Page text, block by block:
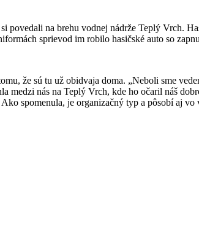
povedali na brehu vodnej nádrže Teplý Vrch.
sprievod im robilo hasičské auto so
že sú tu už obidvaja doma. „Neboli sme
medzi nás na Teplý Vrch, kde ho očaril náš
spomenula, je organizačný typ a pôsobí aj